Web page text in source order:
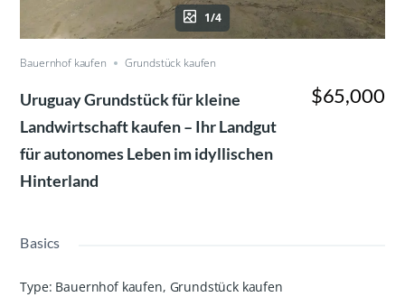
1/4
Bauernhof kaufen Grundstück kaufen
Uruguay Grundstück für kleine
Landwirtschaft kaufen – Ihr Landgut
für autonomes Leben im idyllischen
Hinterland
$65,000
Basics
Type: Bauernhof kaufen, Grundstück kaufen